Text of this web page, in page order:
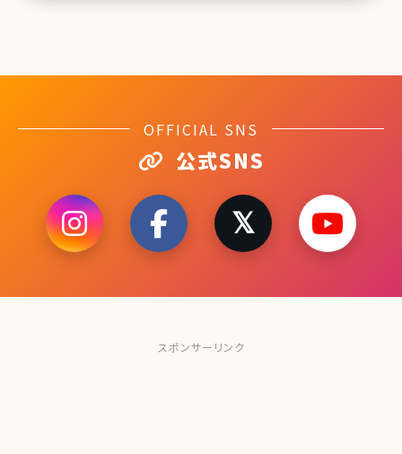
OFFICIAL SNS
公式SNS
スポンサーリンク